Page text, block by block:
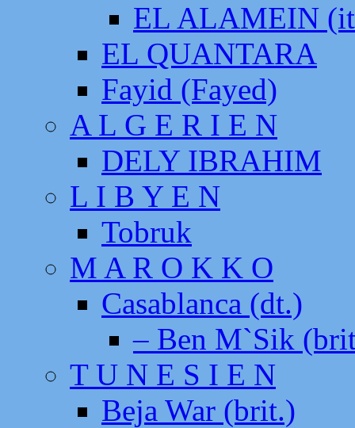
EL ALAMEIN
EL QUANTARA
Fayid (Fayed)
A L G E R I E N
DELY IBRAHIM
L I B Y E N
Tobruk
M A R O K K O
Casablanca (dt.)
– Ben M`Sik
T U N E S I E N
Beja War (brit.)